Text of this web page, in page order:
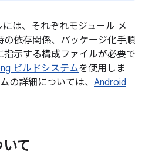
は、それぞれモジュール メ
依存関係、パッケージ化手順
示する構成ファイルが必要で
ビルドシステムを使用しま
の詳細については、 Android
て